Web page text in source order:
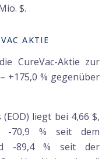
$.
AKTIE
CureVac-Aktie zur
+175,0 % gegenüber
liegt bei 4,66 $,
-70,9 % seit dem
-89,4 % seit der